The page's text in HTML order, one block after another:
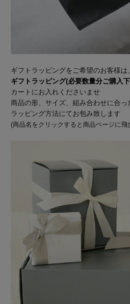
ギフトラッピングをご希望のお客様は
ギフトラッピング(必要数量分ご購入
カートにお入れくださいませ
商品の形、サイズ、組み合わせに合っ
ラッピング方法にてお包み致します
(商品名をクリックすると商品ページに飛